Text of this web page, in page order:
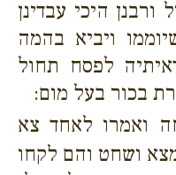
היכי עבדינן
ויביא בהמה
לפסח תחול
בכור בעל מום:
ואמרו לאחד צא
ושחט והם לקחו